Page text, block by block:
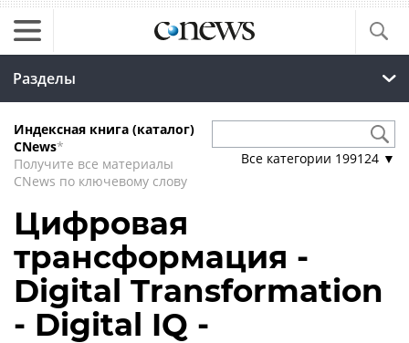
Разделы
Индексная книга (каталог)
CNews*
Получите все материалы
CNews по ключевому слову
Все категории 199124 ▼
Цифровая
трансформация -
Digital Transformation
- Digital IQ -